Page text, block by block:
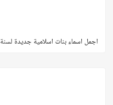
اجمل اسماء بنات اسلامية جديدة لسنة 2024